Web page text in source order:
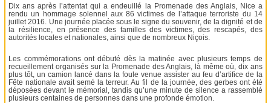
Dix ans après l’attentat qui a endeuillé la Promenade des Anglais, Nice a
rendu un hommage solennel aux 86 victimes de l’attaque terroriste du 14
juillet 2016. Une journée placée sous le signe du souvenir, de la dignité et de
la résilience, en présence des familles des victimes, des rescapés, des
autorités locales et nationales, ainsi que de nombreux Niçois.
Les commémorations ont débuté dès la matinée avec plusieurs temps de
recueillement organisés sur la Promenade des Anglais, là même où, dix ans
plus tôt, un camion lancé dans la foule venue assister au feu d’artifice de la
Fête nationale avait semé la terreur. Au fil de la journée, des gerbes ont été
déposées devant le mémorial, tandis qu’une minute de silence a rassemblé
plusieurs centaines de personnes dans une profonde émotion.